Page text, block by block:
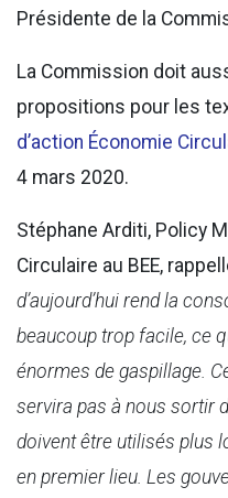
Présidente de la
La Commission doit
propositions pour les
d’action Économie
4 mars 2020.
Stéphane Arditi, Policy
Circulaire au BEE,
d’aujourd’hui rend la
beaucoup trop facile, ce
énormes de gaspillage.
servira pas à nous sortir
doivent être utilisés plus
en premier lieu. Les